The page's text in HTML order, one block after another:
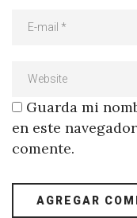
Guarda mi
en este
comente.